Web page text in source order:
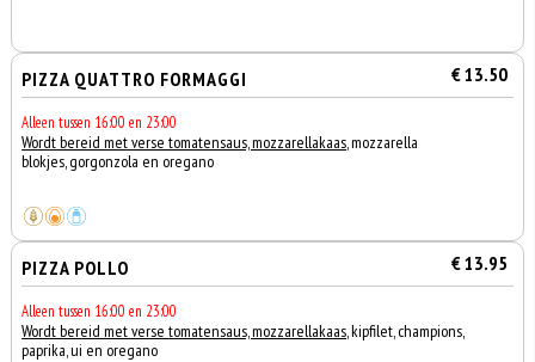
PIZZA QUATTRO FORMAGGI € 13.50
Alleen tussen 16:00 en 23:00
Wordt bereid met verse tomatensaus, mozzarellakaas, mozzarella
blokjes, gorgonzola en oregano
PIZZA POLLO € 13.95
Alleen tussen 16:00 en 23:00
Wordt bereid met verse tomatensaus, mozzarellakaas, kipfilet, champions,
paprika, ui en oregano